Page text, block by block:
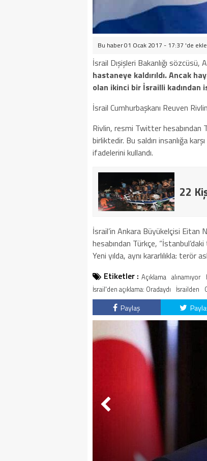
Bu haber 01 Ocak 2017 - 17:37 'de
İsrail Dışişleri Bakanlığı sözcüsü,
hastaneye kaldırıldı. Ancak
olan ikinci bir İsrailli kadından
İsrail Cumhurbaşkanı Reuven
Rivlin, resmi Twitter hesabından
birliktedir. Bu saldırı insanlığa
ifadelerini kullandı.
22
İsrail’in Ankara Büyükelçisi Eitan
hesabından Türkçe,
Yeni yılda, aynı kararlılıkla: terör
Etiketler : Açıklama alınamıyor
İsrail'den açıklama: Oradaydı İsrailden
Paylaş